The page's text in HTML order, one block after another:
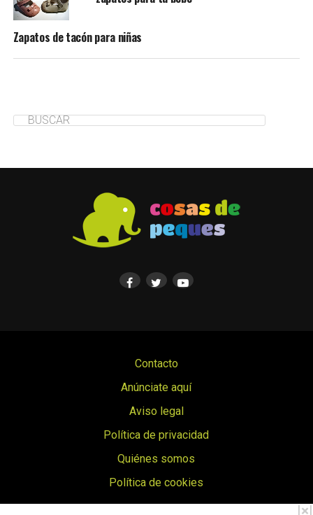
Zapatos de tacón para niñas
|×|
Contacto
Anúnciate aquí
Aviso legal
Política de privacidad
Quiénes somos
Política de cookies
© Cosas de Peques. Todos los derechos reservados.